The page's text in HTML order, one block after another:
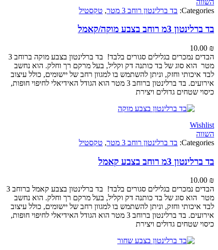
בד ברלינטון רוחב 3 מטר ,טקסטיל
רוחב בצבע מוקה/קאמל
הבדים נמכרים בגלילים סגורים בלבד! בד ברלינטון בצבע מוקה ברוחב 3
סוג של בד כותנה דק וקליל, בעל מרקם רך וחלק. הוא נחשב
וחזק, וניתן להשתמש בו למגוון רחב של יישומים, כולל עיצוב
אירועים. בד ברלינטון ברוחב 3 מטר הוא הגודל האידיאלי לחיפוי חופות,
שטחים גדולים ויצירת
בד ברלינטון רוחב 3 מטר ,טקסטיל
3מ רוחב בצבע קאמל
הבדים נמכרים בגלילים סגורים בלבד! בד ברלינטון בצבע קאמל ברוחב 3
סוג של בד כותנה דק וקליל, בעל מרקם רך וחלק. הוא נחשב
וחזק, וניתן להשתמש בו למגוון רחב של יישומים, כולל עיצוב
אירועים. בד ברלינטון ברוחב 3 מטר הוא הגודל האידיאלי לחיפוי חופות,
שטחים גדולים ויצירת